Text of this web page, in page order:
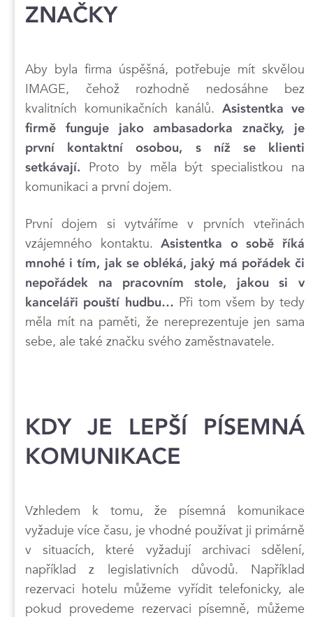
ZNAČKY
Aby byla firma úspěšná, potřebuje mít skvělou
IMAGE, čehož rozhodně nedosáhne bez
kvalitních komunikačních kanálů. Asistentka ve
firmě funguje jako ambasadorka značky, je
první kontaktní osobou, s níž se klienti
setkávají. Proto by měla být specialistkou na
komunikaci a první dojem.
První dojem si vytváříme v prvních vteřinách
vzájemného kontaktu.Asistentka o sobě říká
mnohé i tím, jak se obléká, jaký má pořádek či
nepořádek na pracovním stole, jakou si v
kanceláři pouští hudbu… Při tom všem by tedy
měla mít na paměti, že nereprezentuje jen sama
sebe, ale také značku svého zaměstnavatele.
KDY JE LEPŠÍ PÍSEMNÁ
KOMUNIKACE
Vzhledem k tomu, že písemná komunikace
vyžaduje více času, je vhodné používat ji primárně
v situacích, které vyžadují archivaci sdělení,
například z legislativních důvodů. Například
rezervaci hotelu můžeme vyřídit telefonicky, ale
pokud provedeme rezervaci písemně, můžeme